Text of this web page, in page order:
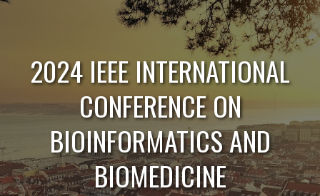
Saltar
conteúdo2024 IEEE INTERNATIONAL
CONFERENCE ON
BIOINFORMATICS AND
BIOMEDICINE